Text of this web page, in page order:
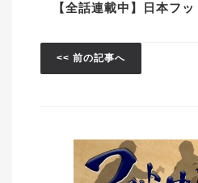
【全話連載中】日本フ
<< 前の記事へ